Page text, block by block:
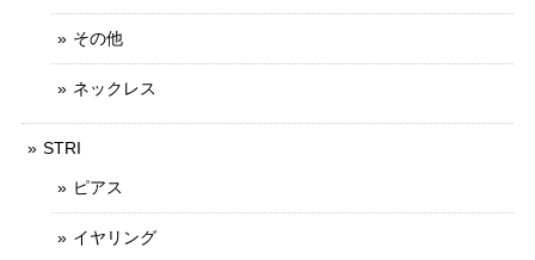
その他
ネックレス
STRI
ピアス
イヤリング